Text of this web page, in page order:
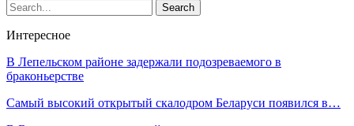
Интересное
В Лепельском районе задержали подозреваемого в
браконьерстве
Самый высокий открытый скалодром Беларуси появился в…